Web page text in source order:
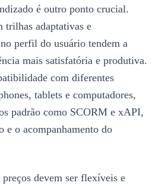
é outro ponto crucial.
trilhas adaptativas e
no perfil do usuário tendem a
mais satisfatória e produtiva.
com diferentes
tablets e computadores,
padrão como SCORM e xAPI,
e o acompanhamento do
devem ser flexíveis e